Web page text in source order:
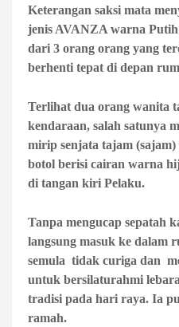
Keterangan saksi mata
jenis AVANZA warna
dari 3 orang orang yang
berhenti tepat di depan
Terlihat dua orang wanita
kendaraan, salah satunya
mirip senjata tajam
botol berisi cairan warna
di tangan kiri Pelaku.
Tanpa mengucap sepatah
langsung masuk ke dalam
semula tidak curiga dan
untuk bersilaturahmi
tradisi pada hari raya. Ia
ramah.